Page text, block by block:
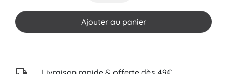
Ajouter au panier